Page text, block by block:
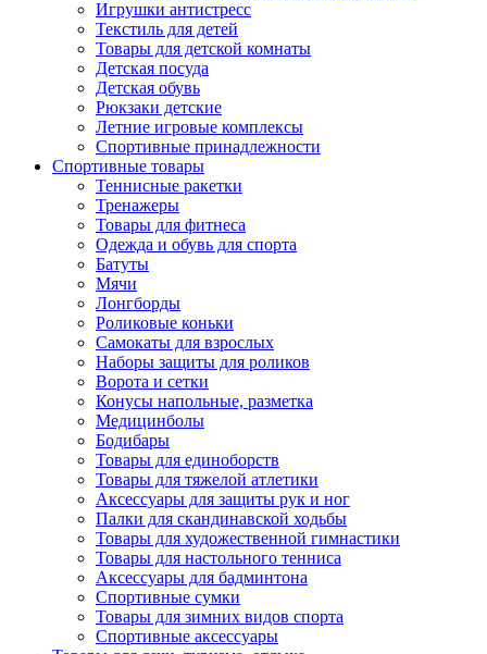
Игрушки антистресс
Текстиль для детей
Товары для детской комнаты
Детская посуда
Детская обувь
Рюкзаки детские
Летние игровые комплексы
Спортивные принадлежности
Спортивные товары
Теннисные ракетки
Тренажеры
Товары для фитнеса
Одежда и обувь для спорта
Батуты
Мячи
Лонгборды
Роликовые коньки
Самокаты для взрослых
Наборы защиты для роликов
Ворота и сетки
Конусы напольные, разметка
Медицинболы
Бодибары
Товары для единоборств
Товары для тяжелой атлетики
Аксессуары для защиты рук и ног
Палки для скандинавской ходьбы
Товары для художественной гимнастики
Товары для настольного тенниса
Аксессуары для бадминтона
Спортивные сумки
Товары для зимних видов спорта
Спортивные аксессуары